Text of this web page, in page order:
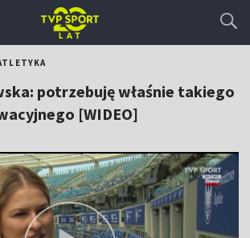
potrzebuję właśnie takiego
[WIDEO]